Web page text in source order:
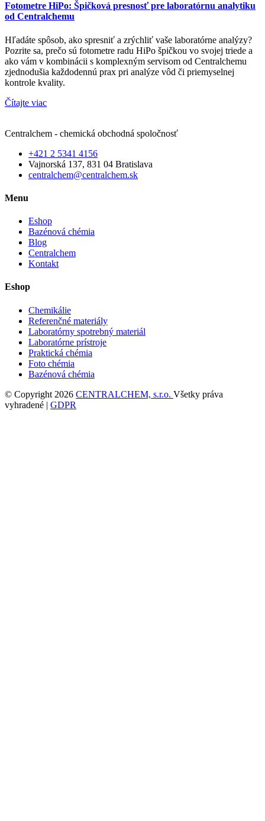
Fotometre HiPo: Špičková presnosť pre laboratórnu analytiku
od Centralchemu
Hľadáte spôsob, ako spresniť a zrýchliť vaše laboratórne analýzy?
Pozrite sa, prečo sú fotometre radu HiPo špičkou vo svojej triede a
ako vám v kombinácii s komplexným servisom od Centralchemu
zjednodušia každodennú prax pri analýze vôd či priemyselnej
kontrole kvality.
Čítajte viac
Centralchem - chemická obchodná spoločnosť
+421 2 5341 4156
Vajnorská 137, 831 04 Bratislava
centralchem@centralchem.sk
Menu
Eshop
Bazénová chémia
Blog
Centralchem
Kontakt
Eshop
Chemikálie
Referenčné materiály
Laboratórny spotrebný materiál
Laboratórne prístroje
Praktická chémia
Foto chémia
Bazénová chémia
© Copyright 2026 CENTRALCHEM, s.r.o. Všetky práva
vyhradené | GDPR